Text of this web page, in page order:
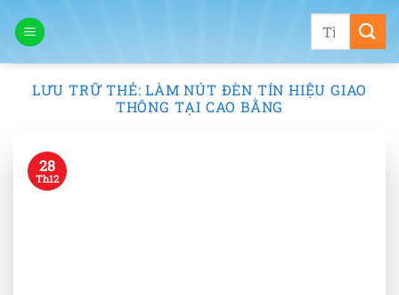
qua
Tìm
LƯU TRỮ THẺ:LÀM NÚT ĐÈN TÍN HIỆU GIAO
THÔNG TẠI CAO BẰNG
28
Th12